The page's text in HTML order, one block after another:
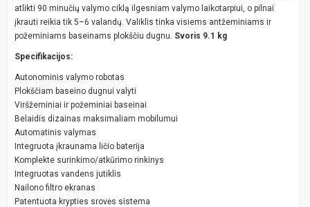
atlikti 90 minučių valymo ciklą ilgesniam valymo laikotarpiui, o pilnai
įkrauti reikia tik 5–6 valandų. Valiklis tinka visiems antžeminiams ir
požeminiams baseinams plokščiu dugnu. Svoris 9.1 kg
Specifikacijos:
Autonominis valymo robotas
Plokščiam baseino dugnui valyti
Viršžeminiai ir požeminiai baseinai
Belaidis dizainas maksimaliam mobilumui
Automatinis valymas
Integruota įkraunama ličio baterija
Komplekte surinkimo/atkūrimo rinkinys
Integruotas vandens jutiklis
Nailono filtro ekranas
Patentuota krypties srovės sistema